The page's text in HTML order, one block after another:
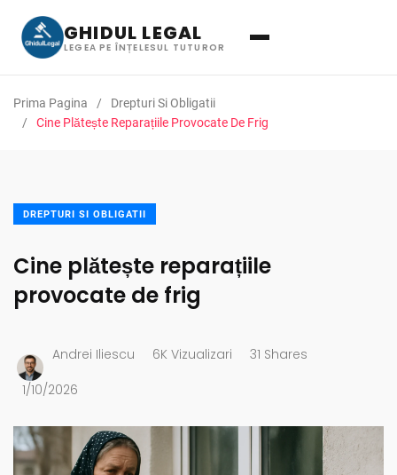
GHIDUL LEGAL
LEGEA PE ÎNȚELESUL TUTUROR
Prima Pagina
Drepturi Si Obligatii
Cine Plătește Reparațiile Provocate De Frig
DREPTURI SI OBLIGATII
Cine plătește reparațiile
provocate de frig
Andrei Iliescu 6K Vizualizari 31 Shares
1/10/2026